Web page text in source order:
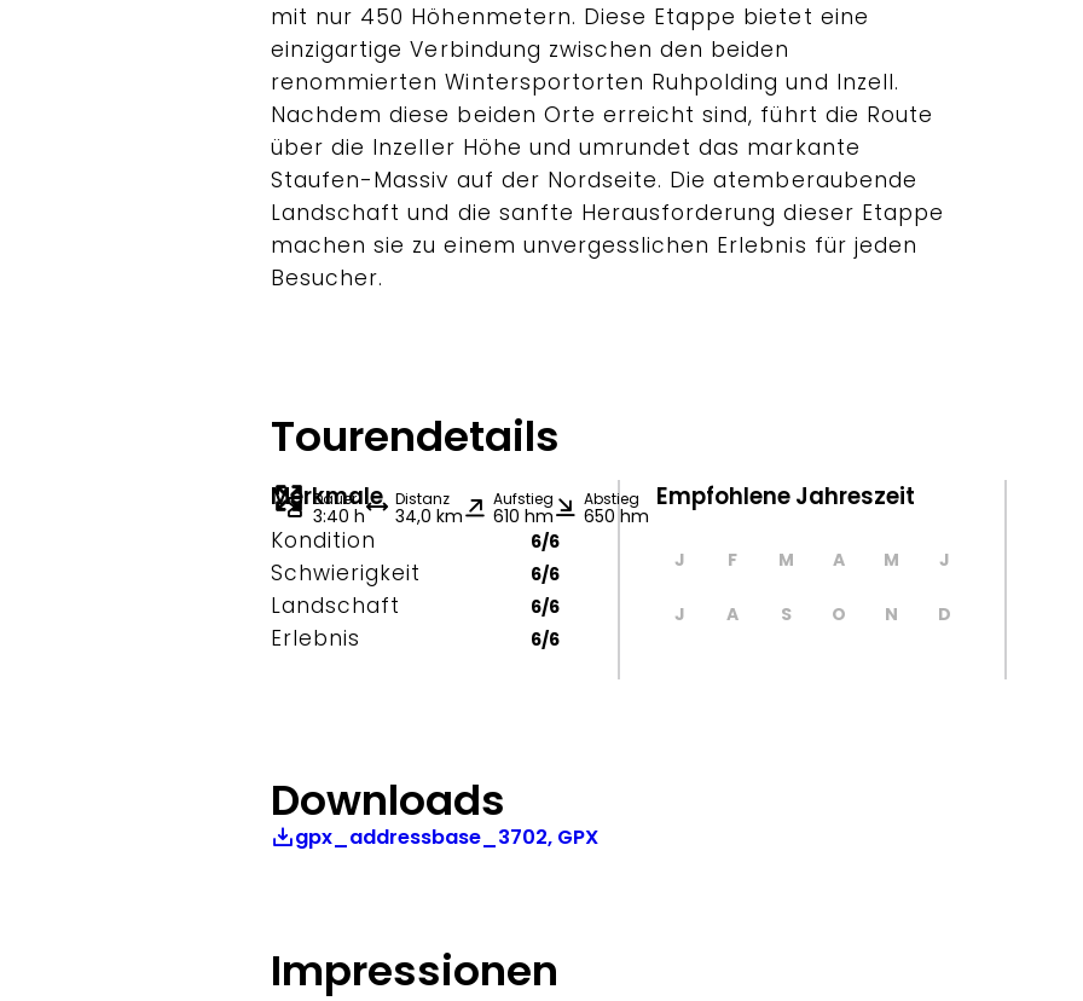
mit nur 450 Höhenmetern. Diese Etappe bietet eine
einzigartige Verbindung zwischen den beiden
renommierten Wintersportorten Ruhpolding und Inzell.
Nachdem diese beiden Orte erreicht sind, führt die Route
über die Inzeller Höhe und umrundet das markante
Staufen-Massiv auf der Nordseite. Die atemberaubende
Landschaft und die sanfte Herausforderung dieser Etappe
machen sie zu einem unvergesslichen Erlebnis für jeden
Besucher.
Tourendetails
Dauer
3:40 h
Distanz
34,0 km
Aufstieg
610 hm
Abstieg
650 hm
Merkmale
Kondition 6/6
Schwierigkeit 6/6
Landschaft 6/6
Erlebnis 6/6
Empfohlene Jahreszeit
J F M A M J
J A S O N D
Downloads
gpx_addressbase_3702, GPX
Impressionen